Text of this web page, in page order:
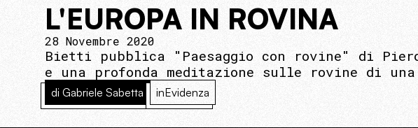
L'EUROPA IN ROVINA
28 Novembre 2020
Bietti pubblica "Paesaggio con rovine" di
e una profonda meditazione sulle rovine di
di Gabriele Sabetta inEvidenza